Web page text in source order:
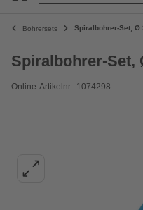
Bohrersets Spiralbohrer-Set, Ø
Spiralbohrer-Set,
Online-Artikelnr.: 1074298